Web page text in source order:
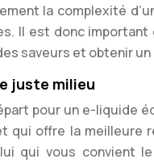
la complexité
Il est donc
saveurs et obtenir un
juste milieu
pour un e-liquide
qui offre la meilleure
qui vous convient